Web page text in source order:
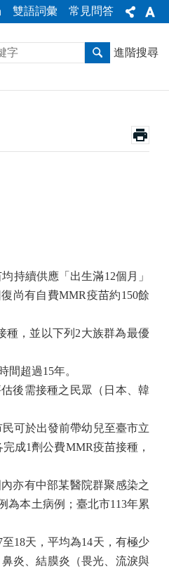
雙語詞彙 常見問答
進階搜尋
持續供應「出生滿12個月」
尚有自費MMR疫苗約150餘
種，並以下列 2大族群為最優
間超過15年。
後需接種之民眾（日本、韓
可於出發前帶幼兒至臺市立
完成1劑公費MMR疫苗接種，
亦有中部某醫院群聚感染之
為本土病例；臺北市113年累
至18天，平均為14天，有極少
炎、結膜炎（畏光、流淚與